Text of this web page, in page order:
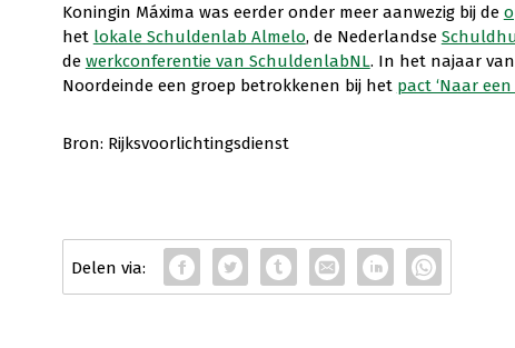
Koningin Máxima was eerder onder meer aanwezig bij de
het lokale Schuldenlab Almelo, de Nederlandse
de werkconferentie van SchuldenlabNL. In het najaar van
Noordeinde een groep betrokkenen bij het pact ‘Naar
Bron: Rijksvoorlichtingsdienst